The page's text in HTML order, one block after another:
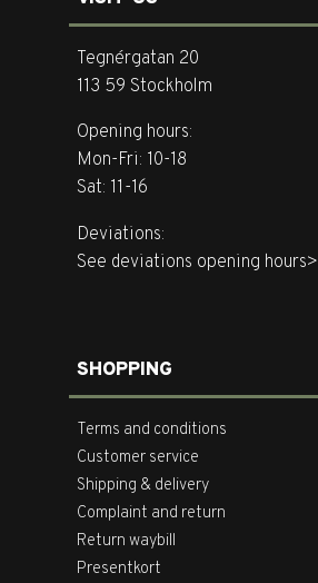
Tegnérgatan 20
113 59 Stockholm
Opening hours:
Mon-Fri: 10-18
Sat: 11-16
Deviations:
See deviations opening hours>
SHOPPING
Terms and conditions
Customer service
Shipping & delivery
Complaint and return
Return waybill
Presentkort